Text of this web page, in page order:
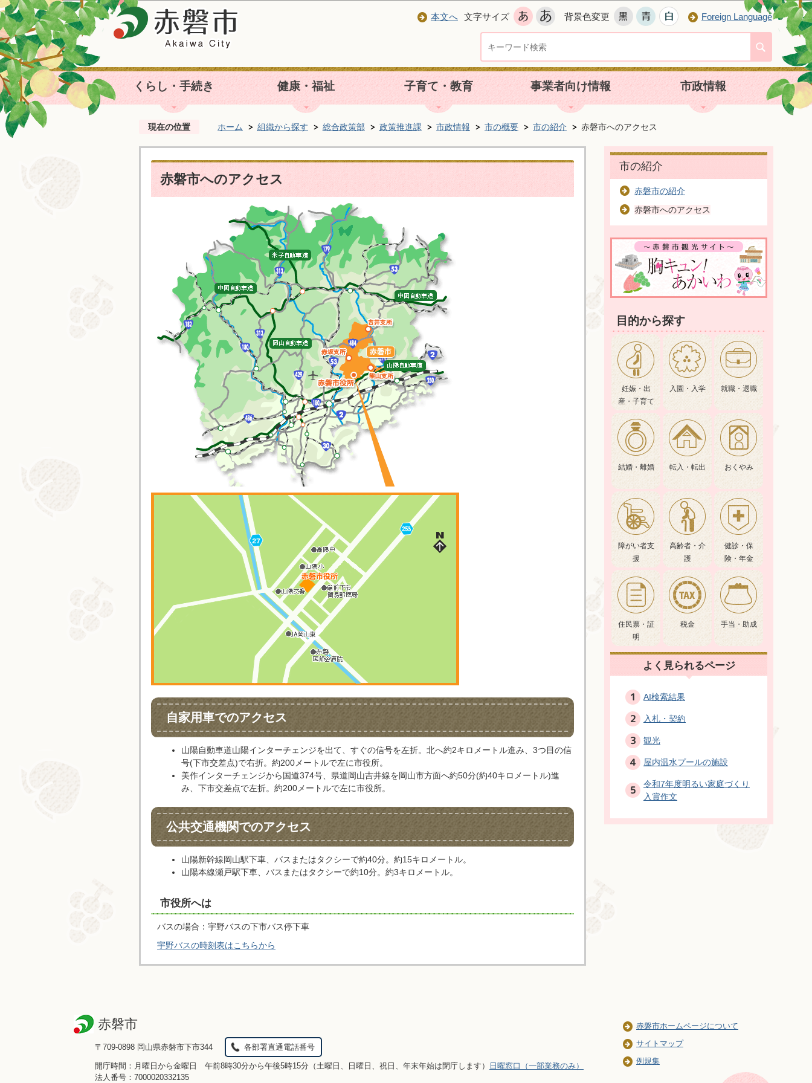
本文へ 文字サイズ 背景色変更 Foreign Language
くらし・手続き 健康・福祉 子育て・教育 事業者向け情報 市政情報
現在の位置 ホーム 組織から探す 総合政策部 政策推進課 市政情報 市の概要 市の紹介 赤磐市へのアクセス
赤磐市へのアクセス
自家用車でのアクセス
山陽自動車道山陽インターチェンジを出て、すぐの信号を左折。北へ約2キロメートル進み、3つ目の信
号(下市交差点)で右折。約200メートルで左に市役所。
美作インターチェンジから国道374号、県道岡山吉井線を岡山市方面へ約50分(約40キロメートル)進
み、下市交差点で左折。約200メートルで左に市役所。
公共交通機関でのアクセス
山陽新幹線岡山駅下車、バスまたはタクシーで約40分。約15キロメートル。
山陽本線瀬戸駅下車、バスまたはタクシーで約10分。約3キロメートル。
市役所へは
バスの場合：宇野バスの下市バス停下車
宇野バスの時刻表はこちらから
市の紹介
赤磐市の紹介
赤磐市へのアクセス
目的から探す
妊娠・出
産・子育て
入園・入学 就職・退職
結婚・離婚 転入・転出 おくやみ
障がい者支
援
高齢者・介
護
健診・保
険・年金
住民票・証
明
税金 手当・助成
よく見られるページ
AI検索結果
入札・契約
観光
屋内温水プールの施設
令和7年度明るい家庭づくり
入賞作文
赤磐市
〒709-0898 岡山県赤磐市下市344 各部署直通電話番号
開庁時間：月曜日から金曜日 午前8時30分から午後5時15分（土曜日、日曜日、祝日、年末年始は閉庁します）
日曜窓口（一部業務のみ）
法人番号：7000020332135
赤磐市ホームページについて
サイトマップ
例規集